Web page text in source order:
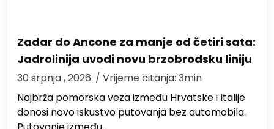
Zadar do Ancone za manje od četiri sata:
Jadrolinija uvodi novu brzobrodsku liniju
30 srpnja , 2026. / Vrijeme čitanja: 3min
Najbrža pomorska veza između Hrvatske i Italije
donosi novo iskustvo putovanja bez automobila.